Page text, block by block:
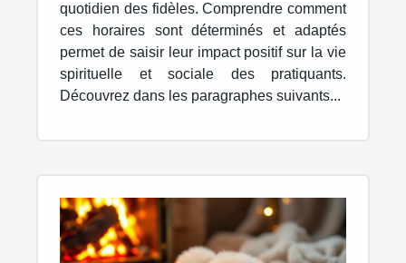
quotidien des fidèles. Comprendre comment
ces horaires sont déterminés et adaptés
permet de saisir leur impact positif sur la vie
spirituelle et sociale des pratiquants.
Découvrez dans les paragraphes suivants...